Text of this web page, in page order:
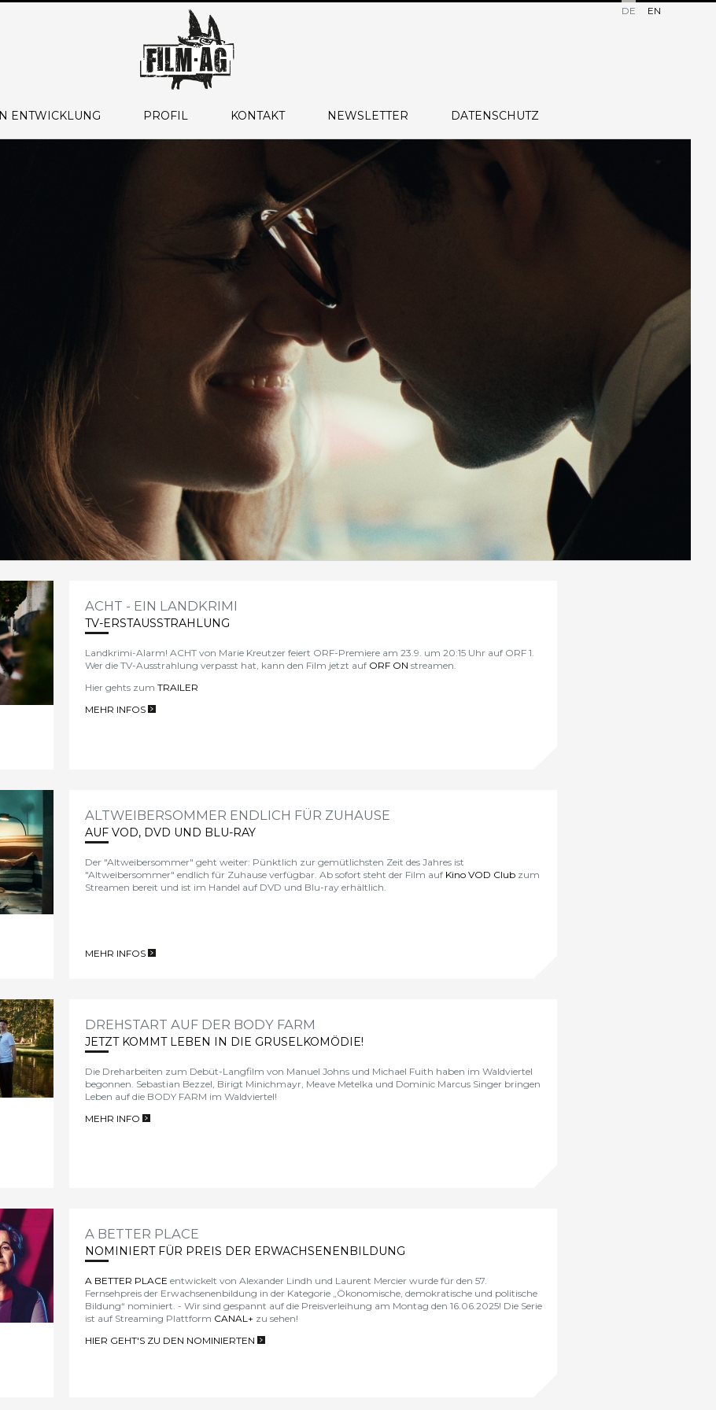
DE EN
IN ENTWICKLUNG PROFIL KONTAKT NEWSLETTER DATENSCHUTZ
ACHT - EIN LANDKRIMI
TV-ERSTAUSSTRAHLUNG
Landkrimi-Alarm! ACHTvon Marie Kreutzer feiert ORF-Premiere am 23.9. um 20:15 Uhrauf ORF 1.
Wer die TV-Ausstrahlung verpasst hat, kann den Film jetzt auf ORF ON streamen.
Hier gehts zum TRAILER
MEHR INFOS
ALTWEIBERSOMMER ENDLICH FÜR ZUHAUSE
AUF VOD, DVD UND BLU-RAY
Der "Altweibersommer" geht weiter: Pünktlich zur gemütlichsten Zeit des Jahres ist
"Altweibersommer" endlich für Zuhause verfügbar. Ab sofort steht der Film auf Kino VOD Clubzum
Streamen bereit und ist im Handel auf DVD und Blu-ray erhältlich.
MEHR INFOS
DREHSTART AUF DER BODY FARM
JETZT KOMMT LEBEN IN DIE GRUSELKOMÖDIE!
Die Dreharbeiten zum Debüt-Langfilm von Manuel Johns und Michael Fuith haben im Waldviertel
begonnen. Sebastian Bezzel, Birigt Minichmayr, Meave Metelka und Dominic Marcus Singer bringen
Leben auf die BODY FARM im Waldviertel!
MEHR INFO
A BETTER PLACE
NOMINIERT FÜR PREIS DER ERWACHSENENBILDUNG
A BETTER PLACE entwickelt von Alexander Lindh und Laurent Mercier wurde für den 57.
Fernsehpreis der Erwachsenenbildung in der Kategorie „Ökonomische, demokratische und politische
Bildung“ nominiert. - Wir sind gespannt auf die Preisverleihung am Montag den 16.06.2025! Die Serie
ist auf Streaming Plattform CANAL+zu sehen!
HIER GEHT'S ZU DEN NOMINIERTEN
>